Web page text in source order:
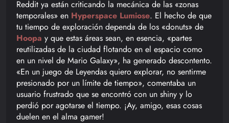
Reddit ya están criticando la mecánica de las «zonas
temporales» en Hyperspace Lumiose. El hecho de que
tu tiempo de exploración dependa de los «donuts» de
Hoopa y que estas áreas sean, en esencia, «partes
reutilizadas de la ciudad flotando en el espacio como
en un nivel de Mario Galaxy», ha generado descontento.
«En un juego de Leyendas quiero explorar, no sentirme
presionado por un límite de tiempo», comentaba un
usuario frustrado que se encontró con un shiny y lo
perdió por agotarse el tiempo. ¡Ay, amigo, esas cosas
duelen en el alma gamer!